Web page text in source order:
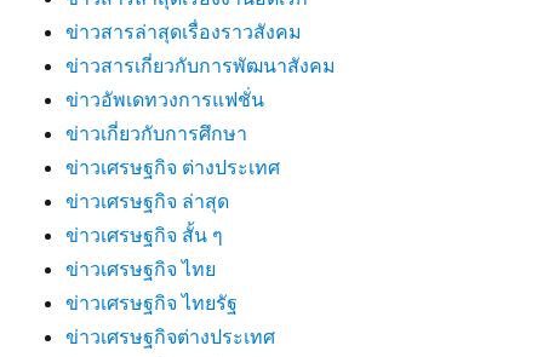
ข่าวสารล่าสุดเรื่องราวสังคม
ข่าวสารเกี่ยวกับการพัฒนาสังคม
ข่าวอัพเดทวงการแฟชั่น
ข่าวเกี่ยวกับการศึกษา
ข่าวเศรษฐกิจ ต่างประเทศ
ข่าวเศรษฐกิจ ล่าสุด
ข่าวเศรษฐกิจ สั้น ๆ
ข่าวเศรษฐกิจ ไทย
ข่าวเศรษฐกิจ ไทยรัฐ
ข่าวเศรษฐกิจต่างประเทศ